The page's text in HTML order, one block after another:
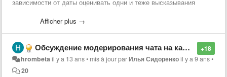
зависимости от даты оценивать одни и теже высказывания
Afficher plus →
+18
Обсуждение модерирования чата на канале youtube.
hrombetail y a 13 ans• mis à jour parИлья Сидоренкоil y a 9 ans•
20